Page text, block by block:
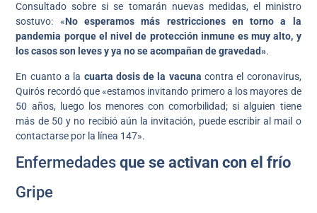
Consultado sobre si se tomarán nuevas medidas, el ministro
sostuvo: «No esperamos más restricciones en torno a la
pandemia porque el nivel de protección inmune es muy alto, y
los casos son leves y ya no se acompañan de gravedad».
En cuanto a la cuarta dosis de la vacuna contra el coronavirus,
Quirós recordó que «estamos invitando primero a los mayores de
50 años, luego los menores con comorbilidad; si alguien tiene
más de 50 y no recibió aún la invitación, puede escribir al mail o
contactarse por la línea 147».
Enfermedadesque se activan con el frío
Gripe